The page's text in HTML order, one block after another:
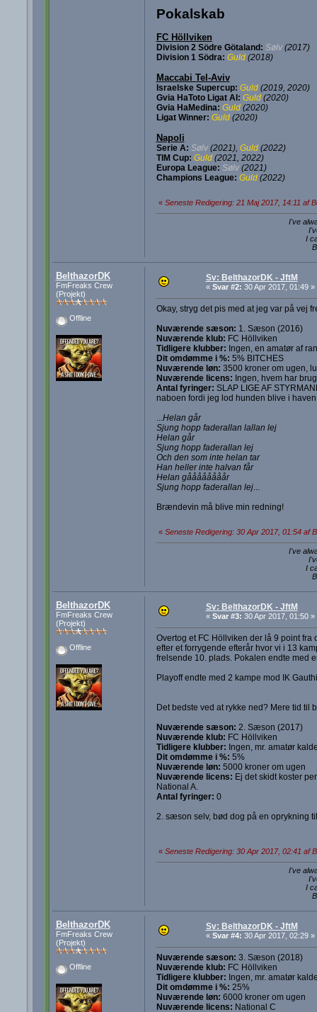
Pokalskab
FC Höllviken
Division 2 Södre Götaland: Sølv (2017)
Division 1 Södra: Guld (2018)
Maccabi Tel-Aviv
Israelske Supercup: Guld (2019, 2020)
Gvia HaToto Ligat Al: Guld (2020)
Gvia HaMedina: Guld (2020)
Ligat Winner: Guld (2020)
Napoli
Serie A: Sølv (2021), Guld (2022)
TIM Cup: Guld (2021, 2022)
Europa League: Sølv (2021)
Champions League: Guld (2022)
« Seneste Redigering: 21 Maj 2017, 14:11 af
I've
I
BelthazorDK
FmFreaks Crew
(Projekt)
Offline
Sv: BelthazorDK - JftM
« Svar #2: 30 Apr 2017, 01:49 »
Okay, stryg det pis med at jeg var på vej
Nuværende sæson: 1. Sæson (2016)
Nuværende klub: FC Höllviken
Tidligere klubber: Ingen, en amatør af
Dit omdømme i %: 5% BITCHES
Nuværende løn: 3500 kroner om ugen,
Nuværende licens: Ingen, hvem har
Antal fyringer: SLAP LIGE AF
naboen fordi jeg lod hunden blive i
Helan går
Sjung hopp faderallan lallan lej
Helan går
Sjung hopp faderallan lej
Och den som inte helan tar
Han heller inte halvan får
Helan gåååååååår
Sjung hopp faderallan lej...
Brændevin må blive min redning!
« Seneste Redigering: 30 Apr 2017, 01:54 af
I've
I
BelthazorDK
FmFreaks Crew
(Projekt)
Offline
Sv: BelthazorDK - JftM
« Svar #3: 30 Apr 2017, 01:50 »
Overtog et FC Höllviken der lå 9 point
efter et forrygende efterår hvor vi i 13
frelsende 10. plads. Pokalen endte med
Playoff endte med 2 kampe mod IK
Det bedste ved at rykke ned? Mere tid til
Nuværende sæson: 2. Sæson (2017)
Nuværende klub: FC Höllviken
Tidligere klubber: Ingen, mr. amatør
Dit omdømme i %: 5%
Nuværende løn: 5000 kroner om ugen
Nuværende licens: Ej det skidt koster
National A.
Antal fyringer: 0
2. sæson selv, bød dog på en oprykning
« Seneste Redigering: 30 Apr 2017, 02:41 af
I've
I
BelthazorDK
FmFreaks Crew
(Projekt)
Offline
Sv: BelthazorDK - JftM
« Svar #4: 30 Apr 2017, 02:29 »
Nuværende sæson: 3. Sæson (2018)
Nuværende klub: FC Höllviken
Tidligere klubber: Ingen, mr. amatør
Dit omdømme i %: 25%
Nuværende løn: 6000 kroner om ugen
Nuværende licens: National C